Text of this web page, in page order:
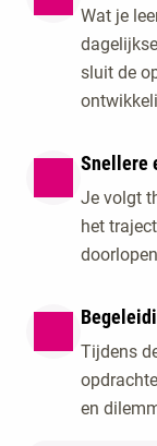
Wat je
sluit de
Snellere
Je volgt
het
Tijdens
en